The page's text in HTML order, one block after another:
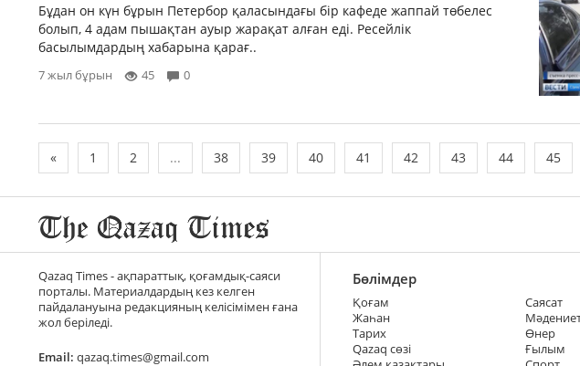
Бұдан он күн бұрын Петербор қаласындағы бір кафеде жаппай төбелес
болып, 4 адам пышақтан ауыр жарақат алған еді. Ресейлік
басылымдардың хабарына қарағ..
7 жыл бұрын 45 0
« 1 2 ... 38 39 40 41 42 43 44 45
Qazaq Times - ақпараттық, қоғамдық-саяси
порталы. Материалдардың кез келген
пайдалануына редакцияның келісімімен ғана
жол беріледі.
Email: qazaq.times@gmail.com
Бөлімдер
Қоғам
Жаһан
Тарих
Qazaq сөзі
Саясат
Өнер
Ғылым